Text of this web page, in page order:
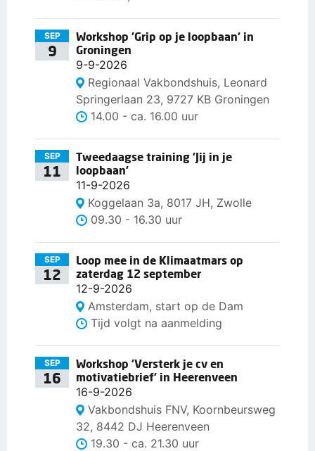
SEP
9
Workshop 'Grip op je loopbaan' in
Groningen
9-9-2026
Regionaal Vakbondshuis, Leonard
Springerlaan 23, 9727 KB Groningen
14.00 - ca. 16.00 uur
SEP
11
Tweedaagse training 'Jij in je
loopbaan'
11-9-2026
Koggelaan 3a, 8017 JH, Zwolle
09.30 - 16.30 uur
SEP
12
Loop mee in de Klimaatmars op
zaterdag 12 september
12-9-2026
Amsterdam, start op de Dam
Tijd volgt na aanmelding
SEP
16
Workshop 'Versterk je cv en
motivatiebrief' in Heerenveen
16-9-2026
Vakbondshuis FNV, Koornbeursweg
32, 8442 DJ Heerenveen
19.30 - ca. 21.30 uur